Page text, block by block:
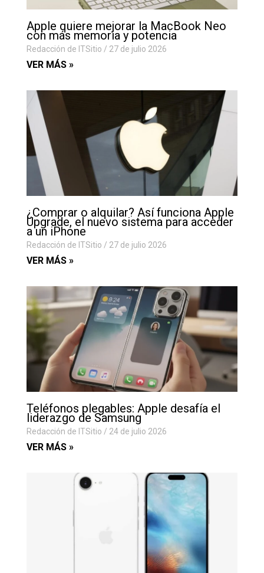
Apple quiere mejorar la MacBook Neo
con más memoria y potencia
Redacción de ITSitio 27 de julio 2026
VER MÁS »
¿Comprar o alquilar? Así funciona Apple
Upgrade, el nuevo sistema para acceder
a un iPhone
Redacción de ITSitio 27 de julio 2026
VER MÁS »
Teléfonos plegables: Apple desafía el
liderazgo de Samsung
Redacción de ITSitio 24 de julio 2026
VER MÁS »